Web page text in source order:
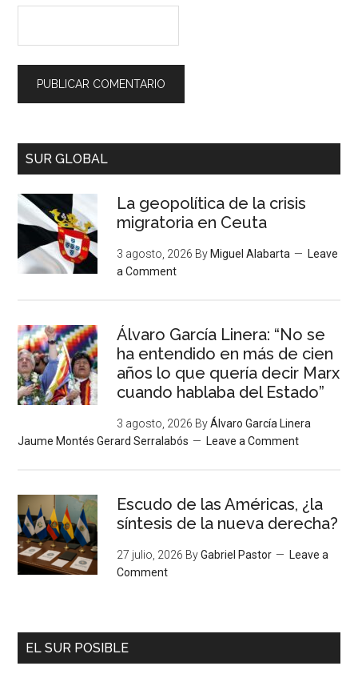
SUR GLOBAL
La geopolítica de la crisis
migratoria en Ceuta
3 agosto, 2026 By Miguel Alabarta
Leave
a Comment
Álvaro García Linera: “No se
ha entendido en más de cien
años lo que quería decir Marx
cuando hablaba del Estado”
3 agosto, 2026 ByÁlvaro García Linera
Jaume Montés Gerard Serralabós
Leave a Comment
Escudo de las Américas, ¿la
síntesis de la nueva derecha?
27 julio, 2026 ByGabriel Pastor
Leave a
Comment
EL SUR POSIBLE